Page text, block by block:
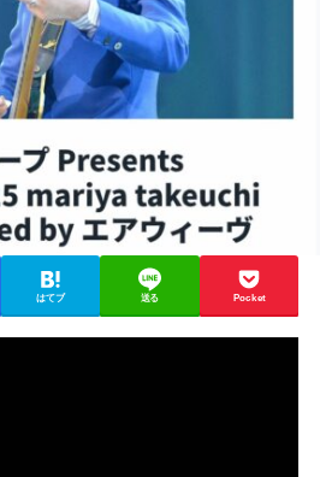
はてブ 送る Pocket